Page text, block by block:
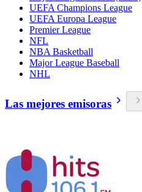
UEFA Champions League
UEFA Europa League
Premier League
NFL
NBA Basketball
Major League Baseball
NHL
Las mejores emisoras